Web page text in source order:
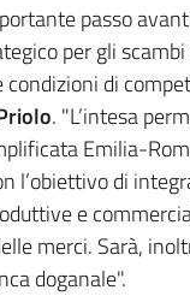
passo
per gli
di
. "L’intesa
Emilia-
l’obiettivo di
e
merci. Sarà,
doganale".